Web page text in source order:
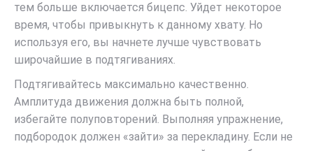
тем больше включается бицепс. Уйдет некоторое
время, чтобы привыкнуть к данному хвату. Но
используя его, вы начнете лучше чувствовать
широчайшие в подтягиваниях.
Подтягивайтесь максимально качественно.
Амплитуда движения должна быть полной,
избегайте полуповторений. Выполняя упражнение,
подбородок должен «зайти» за перекладину. Если не